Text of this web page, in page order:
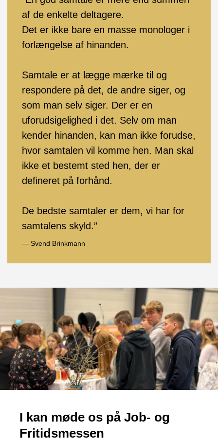
af de enkelte deltagere.
Det er ikke bare en masse monologer i
forlængelse af hinanden.
Samtale er at lægge mærke til og
respondere på det, de andre siger, og
som man selv siger. Der er en
uforudsigelighed i det. Selv om man
kender hinanden, kan man ikke forudse,
hvor samtalen vil komme hen. Man skal
ikke et bestemt sted hen, der er
defineret på forhånd.
De bedste samtaler er dem, vi har for
samtalens skyld.”
— Svend Brinkmann
I kan møde os på Job- og
Fritidsmessen